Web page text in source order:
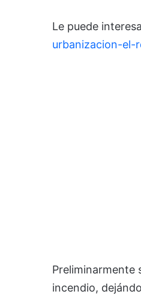
Le puede
urbanizacion-el-
Preliminarmente
incendio,